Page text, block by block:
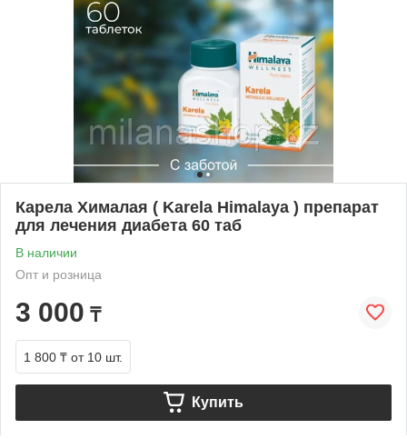
Карела Хималая ( Karela Himalaya ) препарат
для лечения диабета 60 таб
В наличии
Опт и розница
3 000 ₸
1 800 ₸ от 10 шт.
Купить